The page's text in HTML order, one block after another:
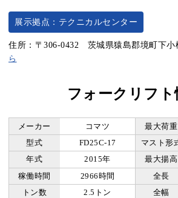
展示拠点：テクニカルセンター
住所：〒306-0432 茨城県猿島郡境町下
ら
フォークリフト
メーカー コマツ 最大荷重
型式
FD25C-17 マスト形
年式
2015年 最大揚高
稼働時間
2966時間 全長
トン数
2.5トン 全幅